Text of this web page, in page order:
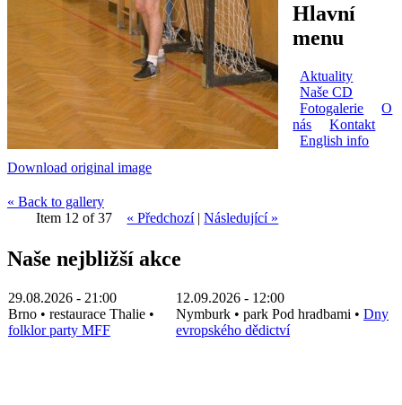
Download original image
« Back to gallery
Item 12 of 37
« Předchozí|Následující »
Hlavní
menu
Aktuality
Naše CD
Fotogalerie
O
nás
Kontakt
English info
Naše nejbližší akce
29.08.2026 - 21:00
Brno • restaurace Thalie •
folklor party MFF
12.09.2026 - 12:00
Nymburk • park Pod hradbami • Dny
evropského dědictví